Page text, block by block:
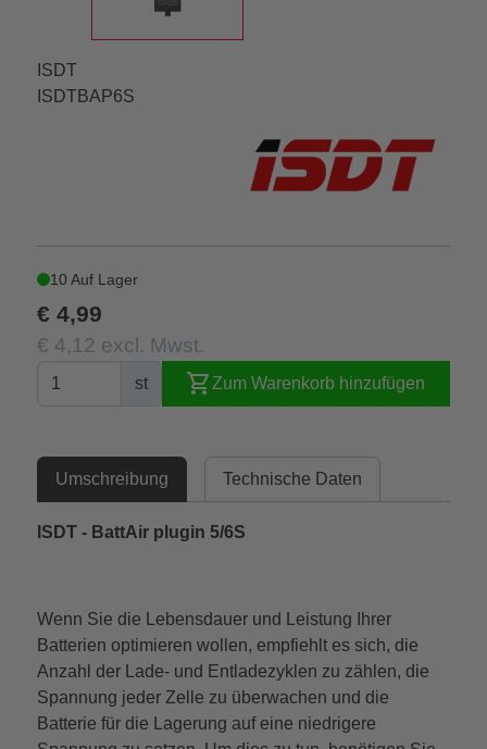
ISDT
ISDTBAP6S
10 Auf Lager
€ 4,99
€ 4,12 excl. Mwst.
st shopping_cartZum Warenkorb hinzufügen
Umschreibung Technische Daten
ISDT - BattAir plugin 5/6S
Wenn Sie die Lebensdauer und Leistung Ihrer
Batterien optimieren wollen, empfiehlt es sich, die
Anzahl der Lade- und Entladezyklen zu zählen, die
Spannung jeder Zelle zu überwachen und die
Batterie für die Lagerung auf eine niedrigere